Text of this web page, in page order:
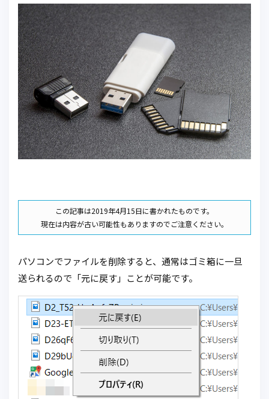
この記事は2019年4月15日に書かれたものです。
現在は内容が古い可能性もありますのでご注意ください。
パソコンでファイルを削除すると、通常はゴミ箱に一旦
送られるので「元に戻す」ことが可能です。